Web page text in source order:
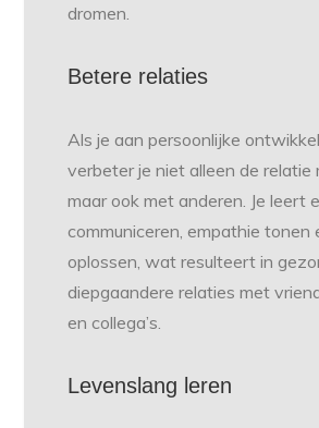
dromen.
Betere relaties
Als je aan persoonlijke
verbeter je niet alleen de relatie
maar ook met anderen. Je leert
communiceren, empathie tonen
oplossen, wat resulteert in
diepgaandere relaties met
en collega’s.
Levenslang leren